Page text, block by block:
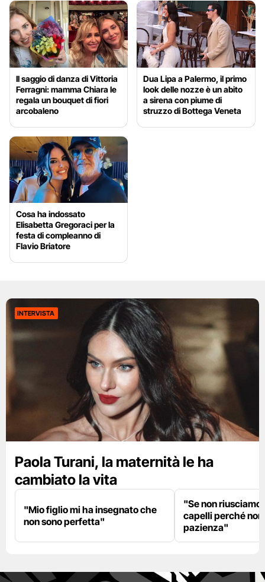
Il saggio di danza di Vittoria
Ferragni: mamma Chiara le
regala un bouquet di fiori
arcobaleno
Dua Lipa a Palermo, il primo
look delle nozze è un abito
a sirena con piume di
struzzo di Bottega Veneta
Cosa ha indossato
Elisabetta Gregoraci per la
festa di compleanno di
Flavio Briatore
INTERVISTA
Paola Turani, la maternità le ha
cambiato la vita
"Mio figlio mi ha insegnato che
non sono perfetta"
"Se non riusciamo
capelli perché
pazienza"